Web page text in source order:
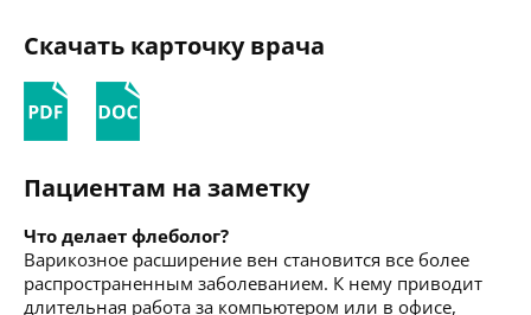
Скачать карточку врача
Пациентам на заметку
Что делает флеболог?
Варикозное расширение вен становится все более
распространенным заболеванием. К нему приводит
длительная работа за компьютером или в офисе,